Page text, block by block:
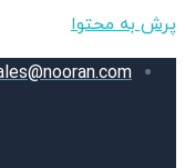
پرش به محتوا